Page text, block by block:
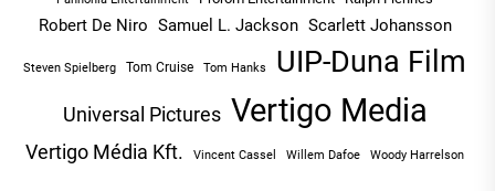
Robert De Niro Samuel L. Jackson Scarlett Johansson
Steven Spielberg Tom Cruise Tom Hanks UIP-Duna Film
Universal Pictures Vertigo Media
Vertigo Média Kft. Vincent Cassel Willem Dafoe Woody Harrelson